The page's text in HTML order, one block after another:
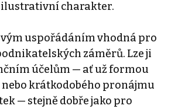
charakter.
uspořádáním vhodná pro
záměrů. Lze ji
účelům — ať už formou
krátkodobého pronájmu
— stejně dobře jako pro